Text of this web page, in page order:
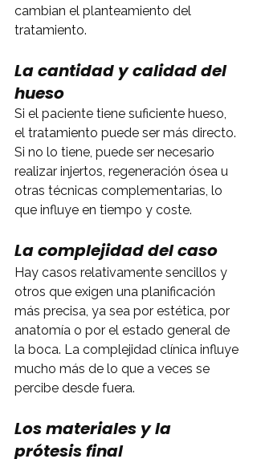
cambian el planteamiento del
tratamiento.
La cantidad y calidad del
hueso
Si el paciente tiene suficiente hueso,
el tratamiento puede ser más directo.
Si no lo tiene, puede ser necesario
realizar injertos, regeneración ósea u
otras técnicas complementarias, lo
que influye en tiempo y coste.
La complejidad del caso
Hay casos relativamente sencillos y
otros que exigen una planificación
más precisa, ya sea por estética, por
anatomía o por el estado general de
la boca. La complejidad clínica influye
mucho más de lo que a veces se
percibe desde fuera.
Los materiales y la
prótesis final